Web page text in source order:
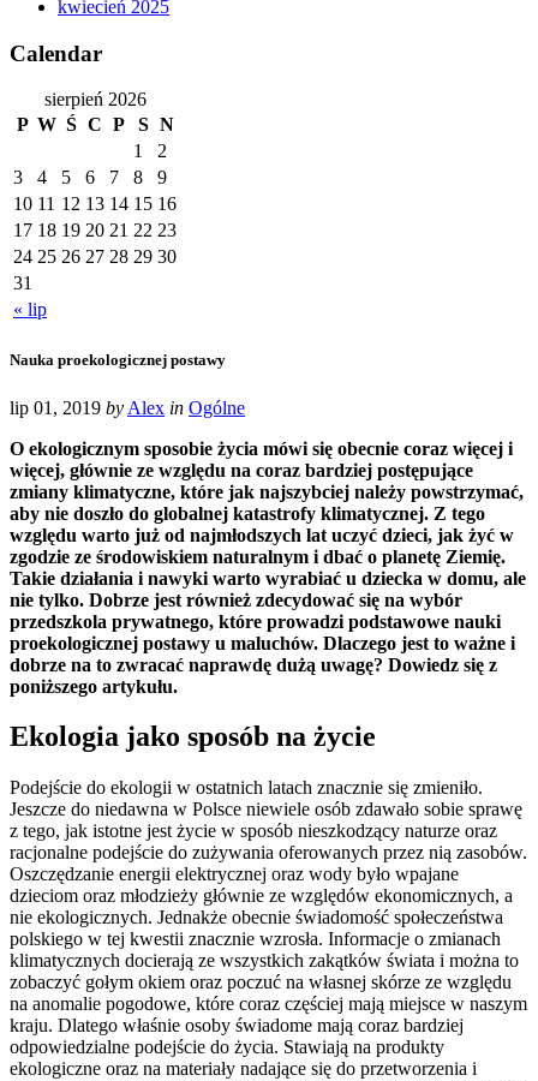
kwiecień 2025
Calendar
sierpień 2026
P W Ś C P S N
« lip
1
2
3
4 5 6 7 8
9
10 11 12 13 14 15 16
17 18 19 20 21 22 23
24 25 26 27 28 29 30
31
Nauka proekologicznej postawy
lip 01, 2019 by Alex in Ogólne
O ekologicznym sposobie życia mówi się obecnie coraz więcej i
więcej, głównie ze względu na coraz bardziej postępujące
zmiany klimatyczne, które jak najszybciej należy powstrzymać,
aby nie doszło do globalnej katastrofy klimatycznej. Z tego
względu warto już od najmłodszych lat uczyć dzieci, jak żyć w
zgodzie ze środowiskiem naturalnym i dbać o planetę Ziemię.
Takie działania i nawyki warto wyrabiać u dziecka w domu, ale
nie tylko. Dobrze jest również zdecydować się na wybór
przedszkola prywatnego, które prowadzi podstawowe nauki
proekologicznej postawy u maluchów. Dlaczego jest to ważne i
dobrze na to zwracać naprawdę dużą uwagę? Dowiedz się z
poniższego artykułu.
Ekologia jako sposób na życie
Podejście do ekologii w ostatnich latach znacznie się zmieniło.
Jeszcze do niedawna w Polsce niewiele osób zdawało sobie sprawę
z tego, jak istotne jest życie w sposób nieszkodzący naturze oraz
racjonalne podejście do zużywania oferowanych przez nią zasobów.
Oszczędzanie energii elektrycznej oraz wody było wpajane
dzieciom oraz młodzieży głównie ze względów ekonomicznych, a
nie ekologicznych. Jednakże obecnie świadomość społeczeństwa
polskiego w tej kwestii znacznie wzrosła. Informacje o zmianach
klimatycznych docierają ze wszystkich zakątków świata i można to
zobaczyć gołym okiem oraz poczuć na własnej skórze ze względu
na anomalie pogodowe, które coraz częściej mają miejsce w naszym
kraju. Dlatego właśnie osoby świadome mają coraz bardziej
odpowiedzialne podejście do życia. Stawiają na produkty
ekologiczne oraz na materiały nadające się do przetworzenia i